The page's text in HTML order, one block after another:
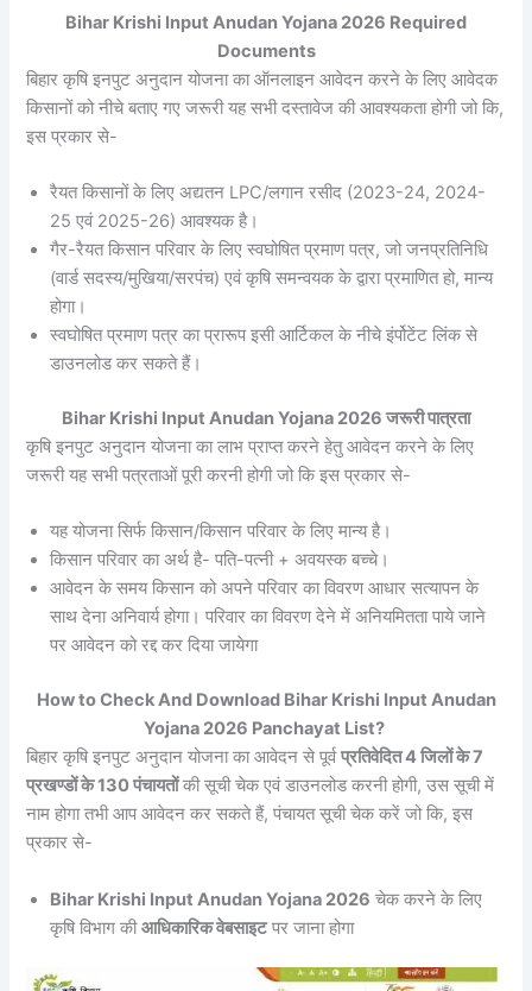
Bihar Krishi Input Anudan Yojana 2026 Required
Documents
बिहार कृषि इनपुट अनुदान योजना का ऑनलाइन आवेदन करने के लिए आवेदक
किसानों को नीचे बताए गए जरूरी यह सभी दस्तावेज की आवश्यकता होगी जो कि,
इस प्रकार से-
रैयत किसानों के लिए अद्यतन LPC/लगान रसीद (2023-24, 2024-
25 एवं 2025-26) आवश्यक है।
गैर-रैयत किसान परिवार के लिए स्वघोषित प्रमाण पत्र, जो जनप्रतिनिधि
(वार्ड सदस्य/मुखिया/सरपंच) एवं कृषि समन्वयक के द्वारा प्रमाणित हो, मान्य
होगा।
स्वघोषित प्रमाण पत्र का प्रारूप इसी आर्टिकल के नीचे इंर्पोटेंट लिंक से
डाउनलोड कर सकते हैं।
Bihar Krishi Input Anudan Yojana 2026 जरूरी पात्रता
कृषि इनपुट अनुदान योजना का लाभ प्राप्त करने हेतु आवेदन करने के लिए
जरूरी यह सभी पत्रताओं पूरी करनी होगी जो कि इस प्रकार से-
यह योजना सिर्फ किसान/किसान परिवार के लिए मान्य है।
किसान परिवार का अर्थ है- पति-पत्नी + अवयस्क बच्चे।
आवेदन के समय किसान को अपने परिवार का विवरण आधार सत्यापन के
साथ देना अनिवार्य होगा। परिवार का विवरण देने में अनियमितता पाये जाने
पर आवेदन को रद्द कर दिया जायेगा
How to Check And Download Bihar Krishi Input Anudan
Yojana 2026 Panchayat List?
बिहार कृषि इनपुट अनुदान योजना का आवेदन से पूर्वप्रतिवेदित 4 जिलों के 7
प्रखण्डों के 130 पंचायतोंकी सूची चेक एवं डाउनलोड करनी होगी, उस सूची में
नाम होगा तभी आप आवेदन कर सकते हैं, पंचायत सूची चेक करें जो कि, इस
प्रकार से-
Bihar Krishi Input Anudan Yojana 2026 चेक करने के लिए
कृषि विभाग कीआधिकारिक वेबसाइटपर जाना होगा